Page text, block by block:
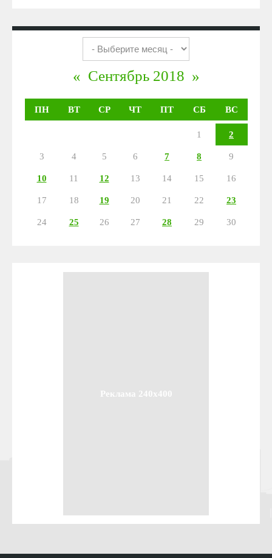
« Сентябрь 2018 »
ПН ВТ СР ЧТ ПТ СБ ВС
1 2
3 4 5 6 7 8 9
10 11 12 13 14 15 16
17 18 19 20 21 22 23
24 25 26 27 28 29 30
Реклама 240x400